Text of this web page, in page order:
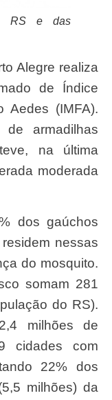
RS e das
de Índice
Aedes (IMFA).
armadilhas
na última
moderada
nessas
do mosquito.
somam 281
do RS).
milhões de
cidades com
22% dos
milhões) da